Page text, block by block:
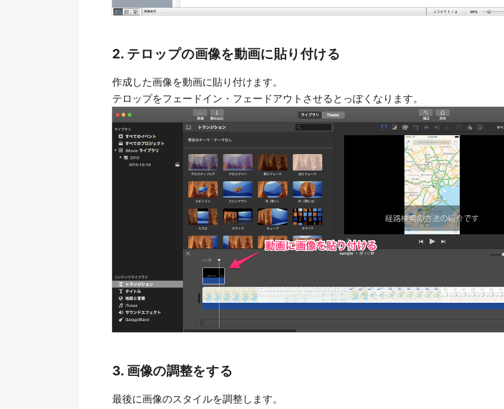
2. テロップの画像を動画に貼り付ける
作成した画像を動画に貼り付けます。
テロップをフェードイン・フェードアウトさせるとっぽくなります。
3. 画像の調整をする
最後に画像のスタイルを調整します。